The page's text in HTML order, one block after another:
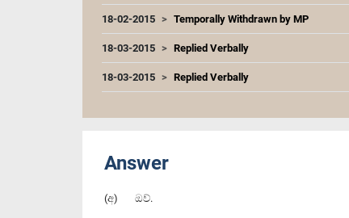
18-02-2015 Temporally Withdrawn by MP
18-03-2015 Replied Verbally
18-03-2015 Replied Verbally
Answer
(අ) ඔව්.